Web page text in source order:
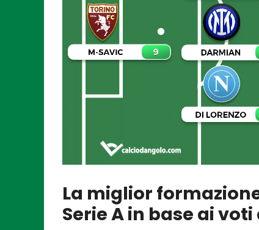
La miglior
Serie A in base ai